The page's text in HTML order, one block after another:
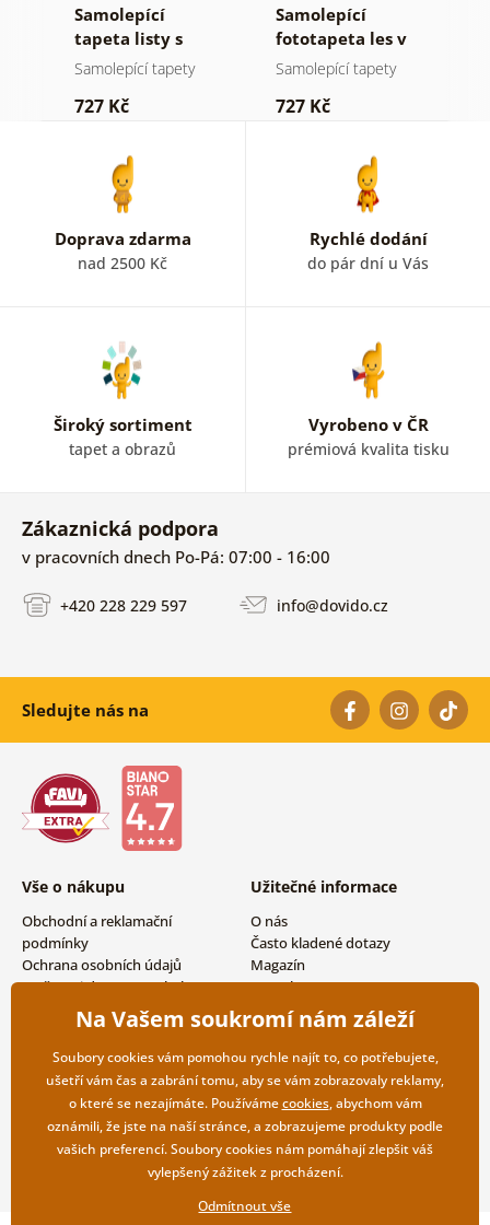
Samolepící
tapeta listy s
pastelovým
Samolepící tapety
727 Kč
Samolepící
fototapeta les v
mlze
Samolepící tapety
727 Kč
Doprava zdarma
nad 2500 Kč
Rychlé dodání
do pár dní u Vás
Široký sortiment
tapet a obrazů
Vyrobeno v ČR
prémiová kvalita tisku
Zákaznická podpora
v pracovních dnech Po-Pá: 07:00 - 16:00
+420 228 229 597 info@dovido.cz
Sledujte nás na
Vše o nákupu
Obchodní a reklamační
podmínky
Ochrana osobních údajů
Možnosti dopravy a platby
Vrácení zboží
Užitečné informace
O nás
Často kladené dotazy
Magazín
Kontakty
Velkoobchodní spolupráce
Na Vašem soukromí nám záleží
Soubory cookies vám pomohou rychle najít to, co potřebujete,
ušetří vám čas a zabrání tomu, aby se vám zobrazovaly reklamy,
o které se nezajímáte. Používámecookies, abychom vám
oznámili, že jste na naší stránce, a zobrazujeme produkty podle
vašich preferencí. Soubory cookies nám pomáhají zlepšit váš
vylepšený zážitek z procházení.
Odmítnout vše